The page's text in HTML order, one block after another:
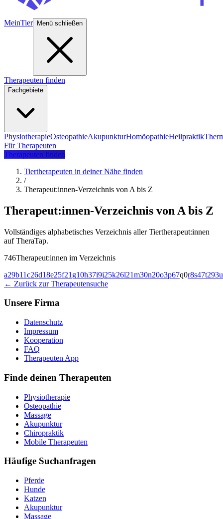
MeinTier Menü schließen
Therapeuten finden
Fachgebiete
PhysiotherapieOsteopathieAkupunkturHomöopathieHeilpraktik
Für Therapeuten
Therapeuten finden
Tiertherapeuten in deiner Nähe finden
/
Therapeut:innen-Verzeichnis von A bis Z
Therapeut:innen-Verzeichnis von A bis Z
Vollständiges alphabetisches Verzeichnis aller Tiertherapeut:innen
auf TheraTap.
746Therapeut:innen im Verzeichnis
a29b11c26d18e25f21 g10h37i9j25k26l21m30n20o3p67q0r8s47t293u
← Zurück zur Therapeutensuche
Unsere Firma
Datenschutz
Impressum
Kooperation
FAQ
Therapeuten App
Finde deinen Therapeuten
Physiotherapie
Osteopathie
Massage
Akupunktur
Chiropraktik
Mobile Therapeuten
Häufige Suchanfragen
Pferde
Hunde
Katzen
Akupunktur
Massage